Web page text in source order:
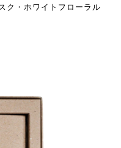
ク・ホワイトフローラル